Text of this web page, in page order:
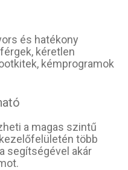
és hatékony
kéretlen
kémprogramok
a magas szintű
több
segítségével akár